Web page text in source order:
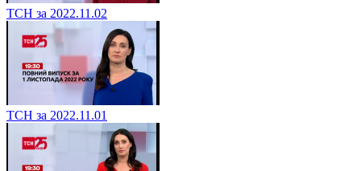
ТСН за 2022.11.02
ТСН за 2022.11.01